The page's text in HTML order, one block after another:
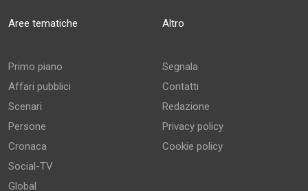
Aree tematiche
Primo piano
Affari pubblici
Scenari
Persone
Cronaca
Social-TV
Global
Altro
Segnala
Contatti
Redazione
Privacy policy
Cookie policy